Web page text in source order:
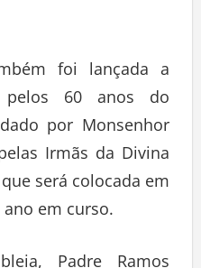
foi lançada a
pelos 60 anos do
por Monsenhor
Irmãs da Divina
será colocada em
em curso.
Padre Ramos